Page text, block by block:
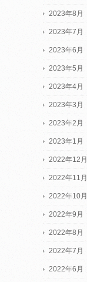
2023年8月
2023年7月
2023年6月
2023年5月
2023年4月
2023年3月
2023年2月
2023年1月
2022年12月
2022年11月
2022年10月
2022年9月
2022年8月
2022年7月
2022年6月